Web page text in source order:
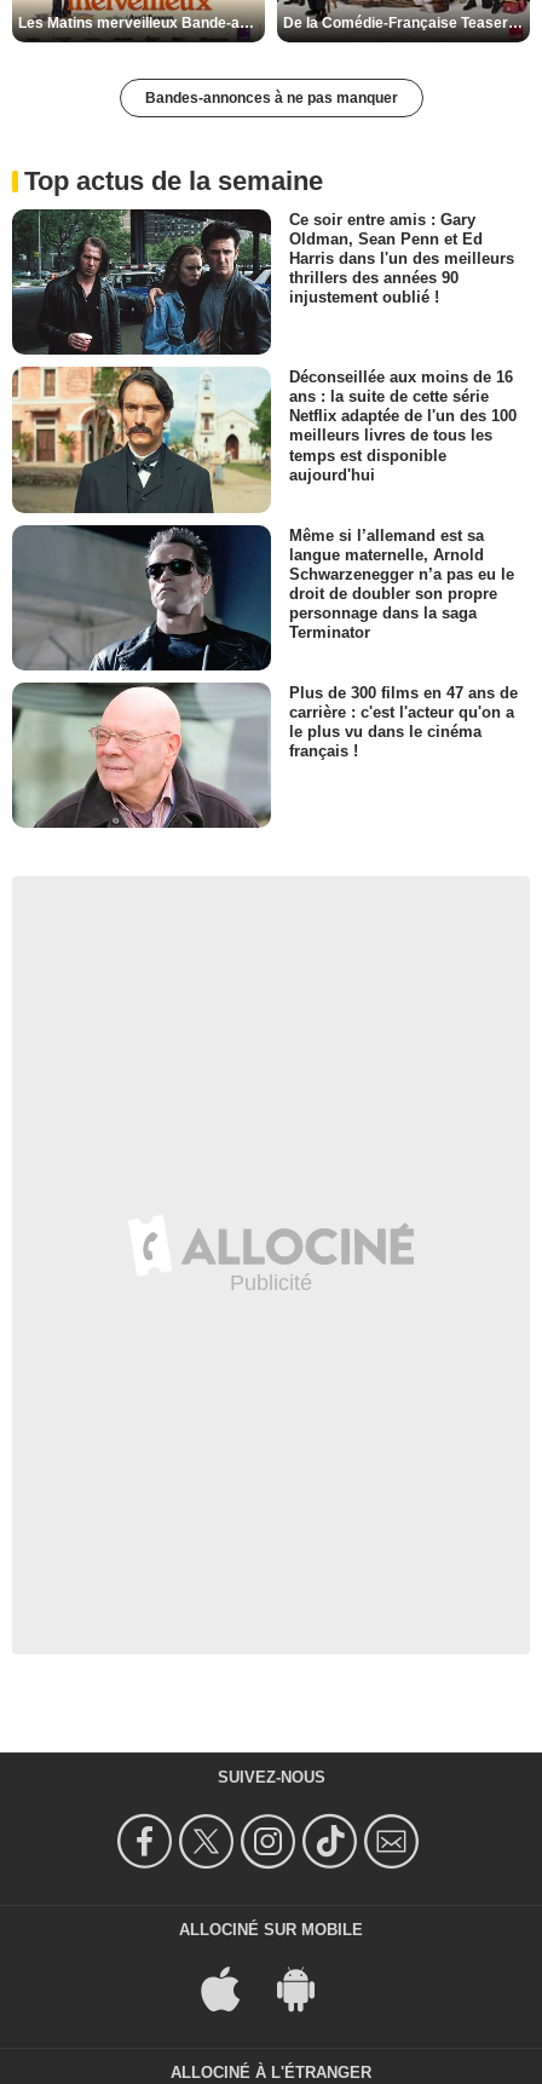
Les Matins merveilleux Bande-annonce VF De la Comédie-Française Teaser VF
Bandes-annonces à ne pas manquer
Top actus de la semaine
Ce soir entre amis : Gary
Oldman, Sean Penn et Ed
Harris dans l'un des meilleurs
thrillers des années 90
injustement oublié !
Déconseillée aux moins de 16
ans : la suite de cette série
Netflix adaptée de l'un des 100
meilleurs livres de tous les
temps est disponible
aujourd'hui
Même si l’allemand est sa
langue maternelle, Arnold
Schwarzenegger n’a pas eu le
droit de doubler son propre
personnage dans la saga
Terminator
Plus de 300 films en 47 ans de
carrière : c'est l'acteur qu'on a
le plus vu dans le cinéma
français !
SUIVEZ-NOUS
ALLOCINÉ SUR MOBILE
ALLOCINÉ À L'ÉTRANGER